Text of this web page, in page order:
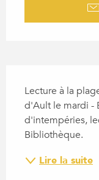
Lecture à la
d'Ault le mardi -
d'intempéries,
Bibliothèque.
Lire la suite